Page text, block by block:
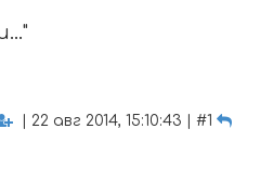
| 22 авг 2014, 15:10:43 | #1